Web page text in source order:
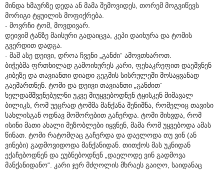
მინდა ხმაურზე დედა ან მამა შემოვიდეს, თორემ მოგვიწევს
მორიგი ტყუილის მოფიქრება.
- მოვრჩი ტომ, მოვდივარ.
დეივიმ ტანზე მაისური გადაიცვა, კეპი დაიხურა და ტომის
გვერდით დადგა.
- მაშ ასე დეივი, დროა ჩვენი „განძი“ ამოვთხაროთ.
ბიჭებმა ფრთხილად გამოიხურეს კარი, ფეხაკრეფით დაეშვნენ
კიბეზე და თავიანთი დიადი გეგმის სისრულეში მოსაყვანად
გაემართნენ. ტომი და დეივი თავიანთი „განძით“
ხელდამშვენებულნი უკვე მიუყვებოდნენ ტყისკენ მიმავალ
ბილიკს, რომ უეცრად ტომმა მანქანა შენიშნა, რომელიც თავისი
სახლისგან ოდნავ მოშორებით გაჩერდა. ტომი მიხვდა, რომ
ისინი მათი ახალი მეზობლები იყვნენ, მამა რომ უყვებოდა ამას
წინათ. ტომი რატომღაც გაჩერდა და დაელოდა თუ ვინ (ან
ვინები) გადმოვიდოდა მანქანიდან. თითქოს მას უკნიდან
ექაჩებოდნენ და ეუბნებოდნენ „დაელოდე ვინ გადმოვა
მანქანიდანო“. კარი ჯერ მძღოლის მხრაეს გაიღო, საიდანაც